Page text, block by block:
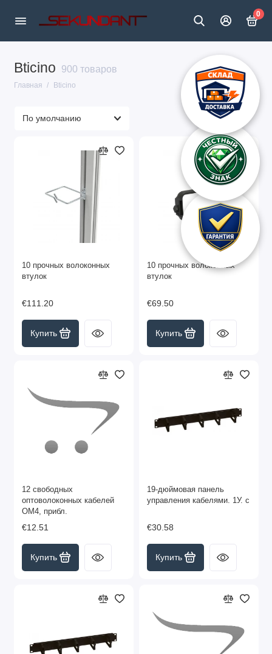
0
Bticino 900 товаров
Главная Bticino
10 прочных волоконных
втулок
€111.20
Купить
10 прочных волоконных
втулок
€69.50
Купить
12 свободных
оптоволоконных кабелей
OM4, прибл.
€12.51
Купить
19-дюймовая панель
управления кабелями. 1У. с
€30.58
Купить